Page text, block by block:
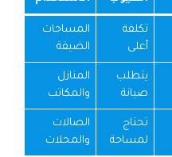
تكلفة
أعلى
المساحات
الضيقة
يتطلب
صيانة
المنازل
والمكاتب
تحتاج
لمساحة
الصالات
والمحلات